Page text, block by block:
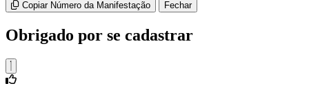
Copiar Número da Manifestação Fechar
Obrigado por se cadastrar